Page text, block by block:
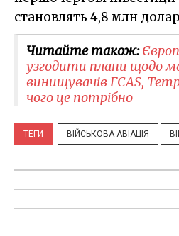
становлять 4,8 млн
Читайте також:
узгодити плани щодо
винищувачів FCAS,
чого це потрібно
ТЕГИ ВІЙСЬКОВА АВІАЦІЯ